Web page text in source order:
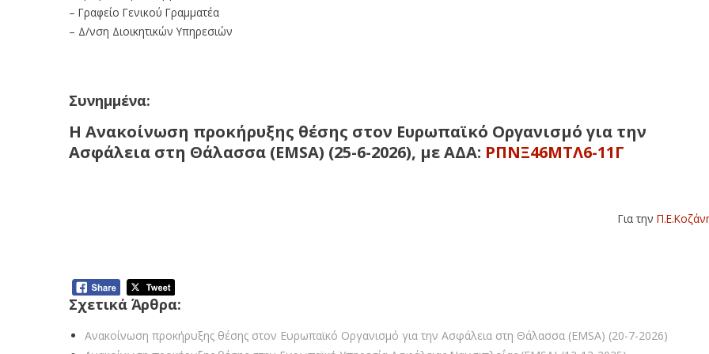
– Γραφείο Γενικού Γραμματέα
– Δ/νση Διοικητικών Υπηρεσιών
Συνημμένα:
Η Ανακοίνωση προκήρυξης θέσης στον Ευρωπαϊκό Οργανισμό για την
Ασφάλεια στη Θάλασσα (EMSA) (25-6-2026), με ΑΔΑ: ΡΠΝΞ46ΜΤΛ6-11Γ
Για την
Σχετικά Άρθρα:
Ανακοίνωση προκήρυξης θέσης στον Ευρωπαϊκό Οργανισμό για την Ασφάλεια στη Θάλασσα (EMSA) (20-7-2026)